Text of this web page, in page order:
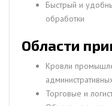
Быстрый и
обработки
Области
Кровли
Торговые и